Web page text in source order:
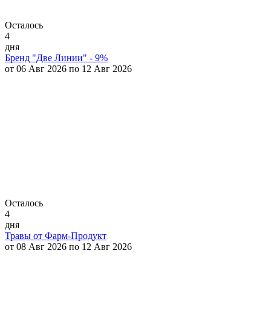
Осталось
4
дня
Бренд "Две Линии" - 9%
от 06 Авг 2026 по 12 Авг 2026
Осталось
4
дня
Травы от Фарм-Продукт
от 08 Авг 2026 по 12 Авг 2026